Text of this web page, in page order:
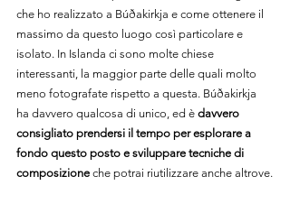
che ho realizzato a Búðakirkja e come ottenere il
massimo da questo luogo così particolare e
isolato. In Islanda ci sono molte chiese
interessanti, la maggior parte delle quali molto
meno fotografate rispetto a questa. Búðakirkja
ha davvero qualcosa di unico, ed è davvero
consigliato prendersi il tempo per esplorare a
fondo questo posto e sviluppare tecniche di
composizione che potrai riutilizzare anche altrove.